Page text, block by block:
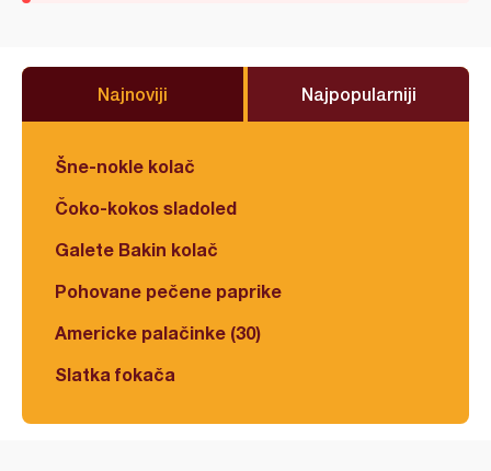
Najnoviji Najpopularniji
Šne-nokle kolač
Čoko-kokos sladoled
Galete Bakin kolač
Pohovane pečene paprike
Americke palačinke (30)
Slatka fokača